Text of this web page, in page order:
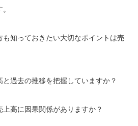
も知っておきたい大切なポイントは売
過去の推移を把握していますか？
高に因果関係がありますか？